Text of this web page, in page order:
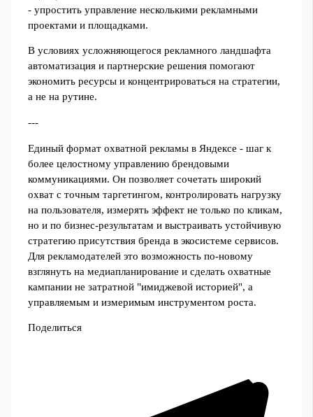
- упростить управление несколькими рекламными
проектами и площадками.
В условиях усложняющегося рекламного ландшафта
автоматизация и партнерские решения помогают
экономить ресурсы и концентрироваться на стратегии,
а не на рутине.
---
Единый формат охватной рекламы в Яндексе - шаг к
более целостному управлению брендовыми
коммуникациями. Он позволяет сочетать широкий
охват с точным таргетингом, контролировать нагрузку
на пользователя, измерять эффект не только по кликам,
но и по бизнес-результатам и выстраивать устойчивую
стратегию присутствия бренда в экосистеме сервисов.
Для рекламодателей это возможность по-новому
взглянуть на медиапланирование и сделать охватные
кампании не затратной "имиджевой историей", а
управляемым и измеримым инструментом роста.
Поделиться